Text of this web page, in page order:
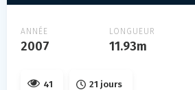
ANNÉE
2007
LONGUEUR
11.93m
41 21 jours